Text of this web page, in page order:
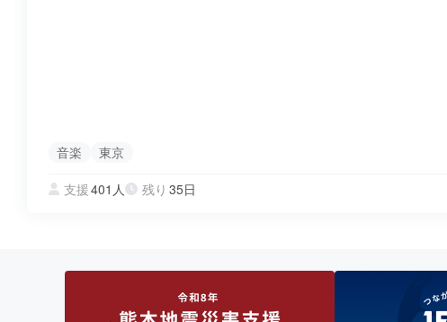
音楽 東京
支援401人 残り 35日